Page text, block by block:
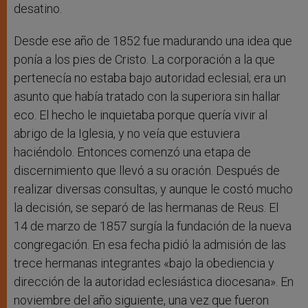
desatino.
Desde ese año de 1852 fue madurando una idea que
ponía a los pies de Cristo. La corporación a la que
pertenecía no estaba bajo autoridad eclesial; era un
asunto que había tratado con la superiora sin hallar
eco. El hecho le inquietaba porque quería vivir al
abrigo de la Iglesia, y no veía que estuviera
haciéndolo. Entonces comenzó una etapa de
discernimiento que llevó a su oración. Después de
realizar diversas consultas, y aunque le costó mucho
la decisión, se separó de las hermanas de Reus. El
14 de marzo de 1857 surgía la fundación de la nueva
congregación. En esa fecha pidió la admisión de las
trece hermanas integrantes «bajo la obediencia y
dirección de la autoridad eclesiástica diocesana». En
noviembre del año siguiente, una vez que fueron